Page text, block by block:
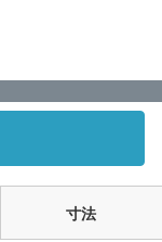
寸法